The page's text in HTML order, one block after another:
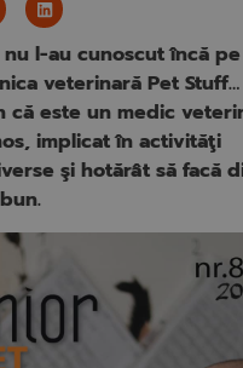
l-au cunoscut încă
veterinară Pet
că este un medic
implicat în activităţi
şi hotărât să facă